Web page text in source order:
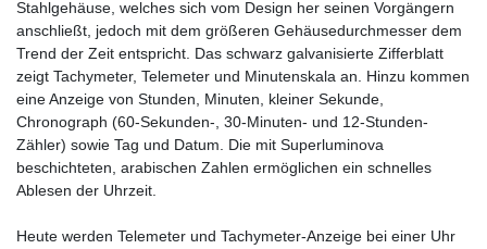
Stahlgehäuse, welches sich vom Design her seinen Vorgängern
anschließt, jedoch mit dem größeren Gehäusedurchmesser dem
Trend der Zeit entspricht. Das schwarz galvanisierte Zifferblatt
zeigt Tachymeter, Telemeter und Minutenskala an. Hinzu kommen
eine Anzeige von Stunden, Minuten, kleiner Sekunde,
Chronograph (60-Sekunden-, 30-Minuten- und 12-Stunden-
Zähler) sowie Tag und Datum. Die mit Superluminova
beschichteten, arabischen Zahlen ermöglichen ein schnelles
Ablesen der Uhrzeit.
Heute werden Telemeter und Tachymeter-Anzeige bei einer Uhr